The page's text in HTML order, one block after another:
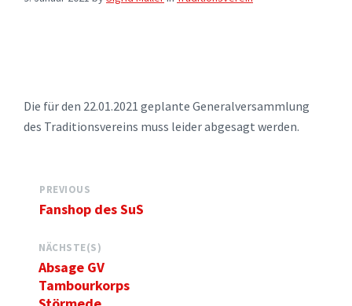
Die für den 22.01.2021 geplante Generalversammlung
des Traditionsvereins muss leider abgesagt werden.
PREVIOUS
Fanshop des SuS
NÄCHSTE(S)
Absage GV
Tambourkorps